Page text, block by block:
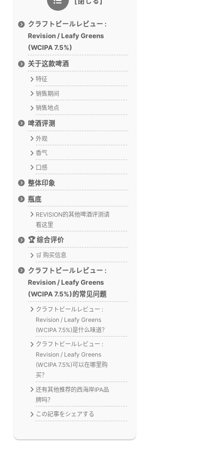
クラフトビールレビュー :
Revision / Leafy Greens
(WCIPA 7.5%)
关于这款啤酒
特征
销售期间
销售地点
啤酒评测
外观
香气
口感
整体印象
瓶底
REVISION的其他啤酒评测请
看这里
🏆 综合评价
🛒 购买信息
クラフトビールレビュー :
Revision / Leafy Greens
(WCIPA 7.5%)的常见问题
クラフトビールレビュー :
Revision / Leafy Greens
(WCIPA 7.5%)是什么味道？
クラフトビールレビュー :
Revision / Leafy Greens
(WCIPA 7.5%)可以在哪里购
买？
还有其他推荐的西海岸IPA品
牌吗？
この記事をシェアする